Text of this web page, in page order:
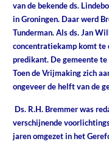
van de bekende ds.
in Groningen. Daar werd
Tunderman. Als ds. Jan
concentratiekamp komt
predikant. De gemeente
Toen de Vrijmaking zich
ongeveer de helft van de
Ds. R.H. Bremmer was
verschijnende
jaren omgezet in het